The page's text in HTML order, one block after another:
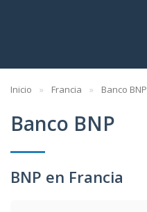
Inicio Francia Banco BNP
Banco BNP
BNP en Francia